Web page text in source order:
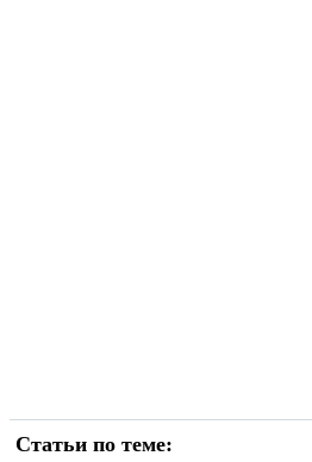
Статьи по теме: